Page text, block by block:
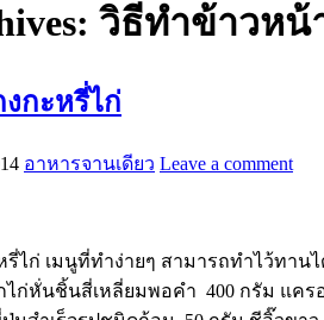
วิธีทำข้าวหน้
กะหรี่ไก่
อาหารจานเดียว Leave a comment
ไก่ เมนูที่ทำง่ายๆ สามารถทำไว้ทาน
ไก่หั่นชิ้นสี่เหลี่ยมพอคำ 400 กรัม แค